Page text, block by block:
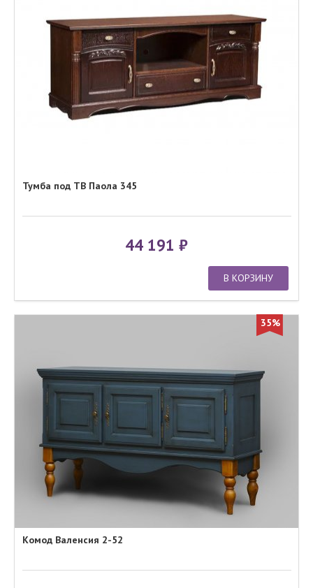
Тумба под ТВ Паола 345
44 191
В КОРЗИНУ
35%
Комод Валенсия 2-52